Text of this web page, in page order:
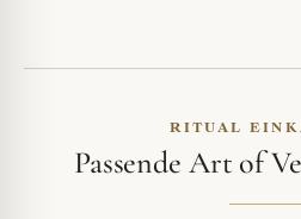
RITUAL
Passende Art of